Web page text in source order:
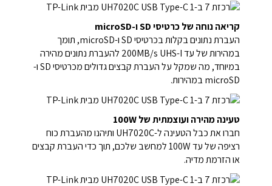
קריאה נוחה של כרטיסי SD ו-microSD
העברת נתונים בקלות בכרטיסי SD ו-microSD, תומך
במהירות של עד 200MB/s UHS-I להעברת נתונים מהירה
במיוחד, מה שמקל על העברת קבצים גדולים מכרטיסי SD ו-
microSD במהירות.
טעינה מהירה ועוצמתית של 100W
חברו את כבל הטעינה ל-UH7020C ותיהנו מהעברת כוח
רציפה של עד 100W למחשב שלכם, תוך כדי העברת קבצים
או הזרמת מדיה.